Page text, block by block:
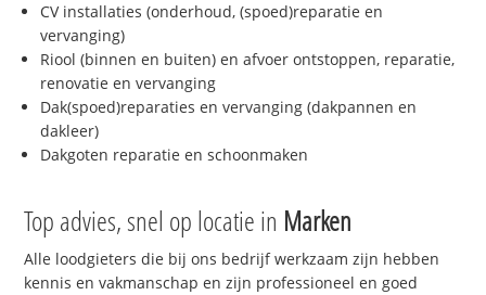
CV installaties (onderhoud, (spoed)reparatie en
vervanging)
Riool (binnen en buiten) en afvoer ontstoppen, reparatie,
renovatie en vervanging
Dak(spoed)reparaties en vervanging (dakpannen en
dakleer)
Dakgoten reparatie en schoonmaken
Top advies, snel op locatie in Marken
Alle loodgieters die bij ons bedrijf werkzaam zijn hebben
kennis en vakmanschap en zijn professioneel en goed